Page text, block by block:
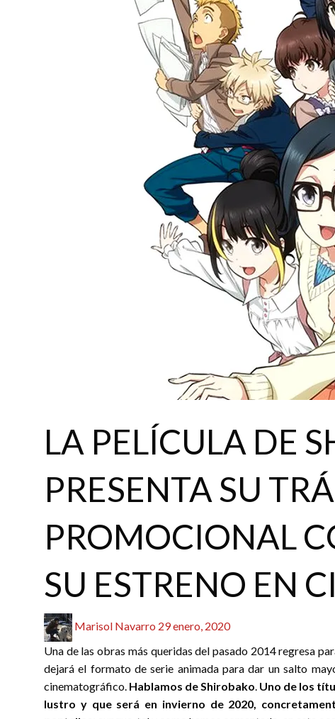
LA PELÍCULA DE
PRESENTA SU
PROMOCIONAL
SU ESTRENO EN
Marisol Navarro Publicado
29 enero, 2020
Una de las obras más queridas del pasado 2014 regresa
dejará el formato de serie animada para dar un salto
cinematográfico. Hablamos de Shirobako. Uno de los
lustro y que será en invierno de 2020,